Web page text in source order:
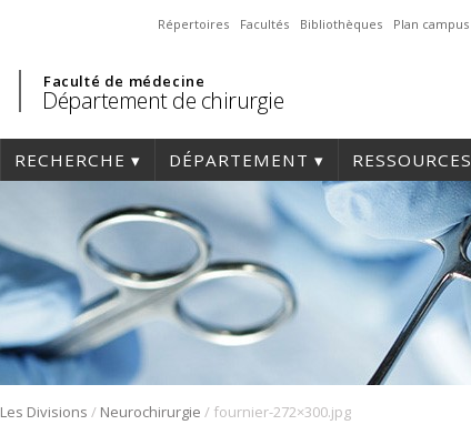
Répertoires Facultés Bibliothèques Plan campus
Faculté de médecine
Département de chirurgie
RECHERCHE DÉPARTEMENT RESSOURCES
Les Divisions / Neurochirurgie / fournier-272×300.jpg